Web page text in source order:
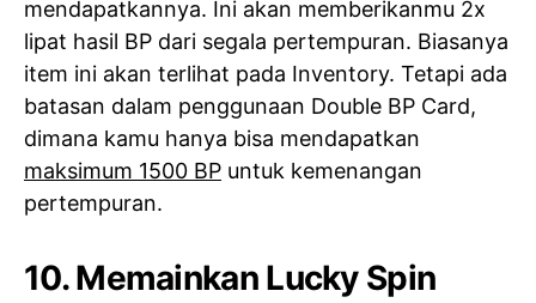
mendapatkannya. Ini akan memberikanmu 2x
lipat hasil BP dari segala pertempuran. Biasanya
item ini akan terlihat pada Inventory. Tetapi ada
batasan dalam penggunaan Double BP Card,
dimana kamu hanya bisa mendapatkan
maksimum 1500 BP untuk kemenangan
pertempuran.
10. Memainkan Lucky Spin